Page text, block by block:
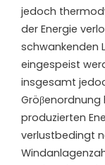
jedoch
der Energie
schwankenden
eingespeist
insgesamt
produzierten
verlustbedingt